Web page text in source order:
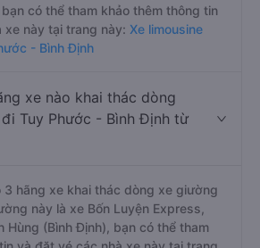
có thể tham khảo thêm thông tin
xe này tại trang này: Xe limousine
- Bình Định
xe nào khai thác dòng
Tuy Phước - Bình Định từ
3 hãng xe khai thác dòng xe giường
này là xe Bốn Luyện Express,
Hùng (Bình Định), bạn có thể tham